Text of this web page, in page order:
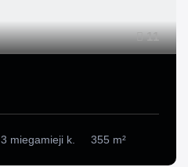
11
3 miegamieji k. 355 m²